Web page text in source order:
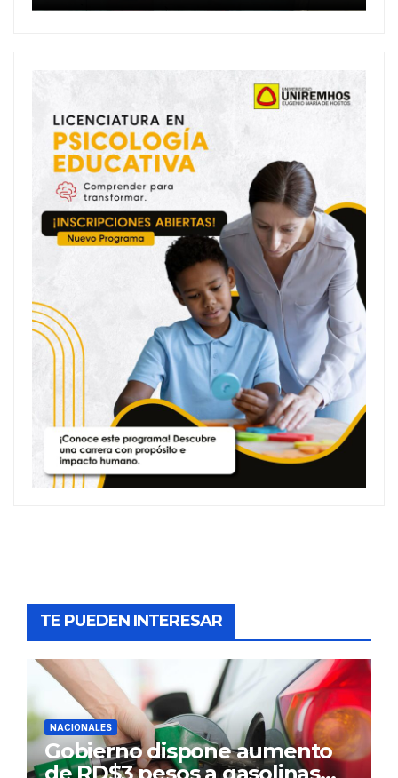
TE PUEDEN INTERESAR
NACIONALES
Gobierno dispone aumento